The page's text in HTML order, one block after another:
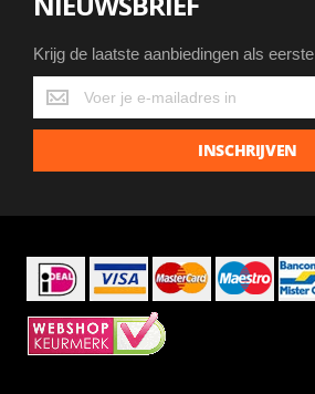
Krijg de laatste aanbiedingen als eerste
Krijg
de
laatste
INSCHRIJVEN